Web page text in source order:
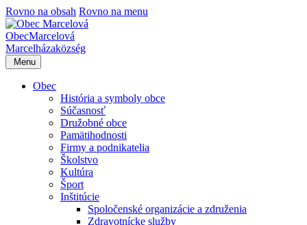
Rovno na obsah Rovno na menu
ObecMarcelová
Marcelházaközség
Menu
Obec
História a symboly obce
Súčasnosť
Družobné obce
Pamätihodnosti
Firmy a podnikatelia
Školstvo
Kultúra
Šport
Inštitúcie
Spoločenské organizácie a združenia
Zdravotnícke služby